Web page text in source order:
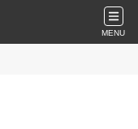
MENU